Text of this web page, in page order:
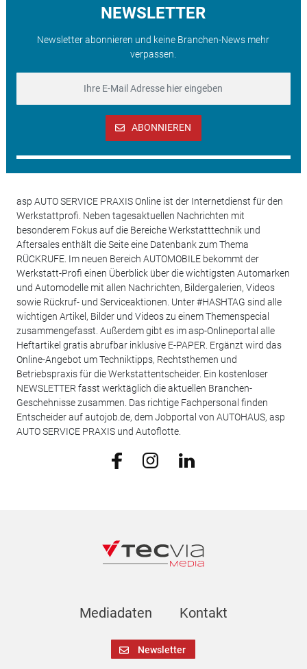
NEWSLETTER
Newsletter abonnieren und keine Branchen-News mehr
verpassen.
ABONNIEREN
asp AUTO SERVICE PRAXIS Online ist der Internetdienst für den
Werkstattprofi. Neben tagesaktuellen Nachrichten mit
besonderem Fokus auf die Bereiche Werkstatttechnik und
Aftersales enthält die Seite eine Datenbank zum Thema
RÜCKRUFE. Im neuen Bereich AUTOMOBILE bekommt der
Werkstatt-Profi einen Überblick über die wichtigsten Automarken
und Automodelle mit allen Nachrichten, Bildergalerien, Videos
sowie Rückruf- und Serviceaktionen. Unter #HASHTAG sind alle
wichtigen Artikel, Bilder und Videos zu einem Themenspecial
zusammengefasst. Außerdem gibt es im asp-Onlineportal alle
Heftartikel gratis abrufbar inklusive E-PAPER. Ergänzt wird das
Online-Angebot um Techniktipps, Rechtsthemen und
Betriebspraxis für die Werkstattentscheider. Ein kostenloser
NEWSLETTER fasst werktäglich die aktuellen Branchen-
Geschehnisse zusammen. Das richtige Fachpersonal finden
Entscheider auf autojob.de, dem Jobportal von AUTOHAUS, asp
AUTO SERVICE PRAXIS und Autoflotte.
Mediadaten Kontakt
Newsletter